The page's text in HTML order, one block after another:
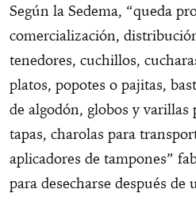
Según la Sedema, “queda
comercialización,
tenedores, cuchillos,
platos, popotes o pajitas,
de algodón, globos y varillas
tapas, charolas para
aplicadores de tampones”
para desecharse después de